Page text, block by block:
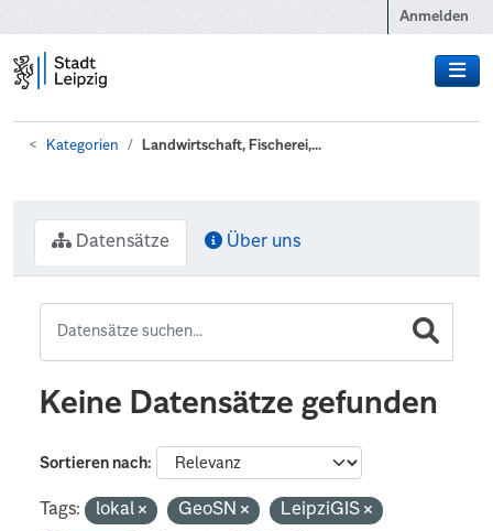
Anmelden
Kategorien Landwirtschaft, Fischerei,...
Datensätze Über uns
Keine Datensätze gefunden
Sortieren nach
Tags: lokal GeoSN
LeipziGIS